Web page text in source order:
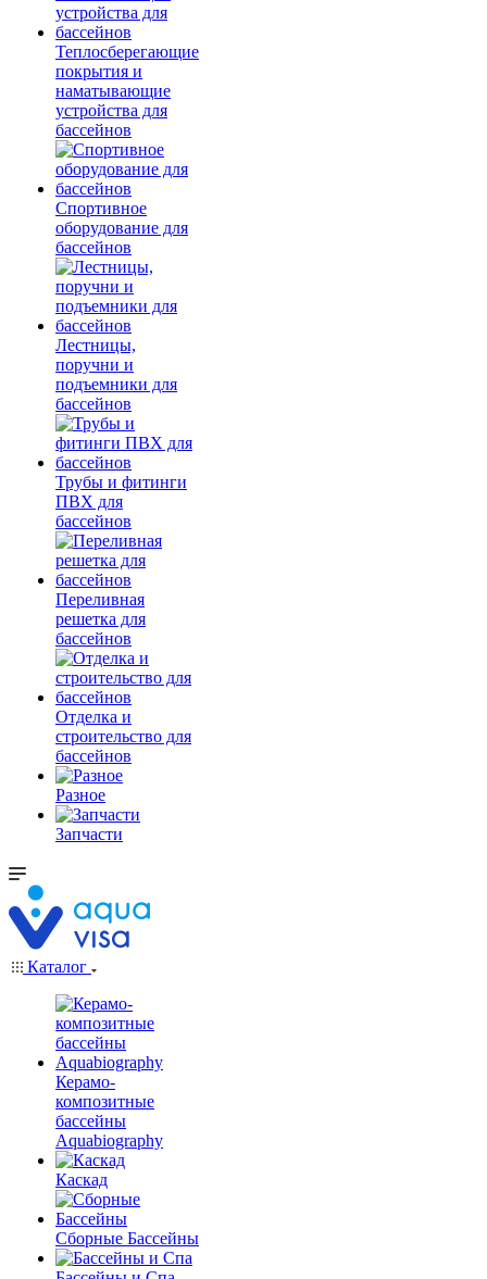
Теплосберегающие
покрытия и
наматывающие
устройства для
бассейнов
Спортивное
оборудование для
бассейнов
Лестницы,
поручни и
подъемники для
бассейнов
Трубы и фитинги
ПВХ для
бассейнов
Переливная
решетка для
бассейнов
Отделка и
строительство для
бассейнов
Разное
Запчасти
Каталог
Керамо-
композитные
бассейны
Aquabiography
Каскад
Сборные Бассейны